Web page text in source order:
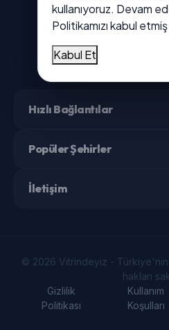
Türkiye'nin dijital
Hızlı Bağlantılar
Popüler Şehirler
İletişim
© 2026 Vitrindeyiz - Türkiye'nin
hakları
Gizlilik
Politikası
Kullanım
Koşulları
kullanıyoruz. Devam
Politikamızıkabul etmiş
Kabul Et